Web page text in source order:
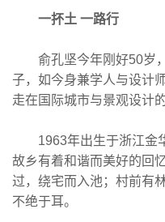
一抔土 一路行
俞孔坚今年刚好50岁，
子，如今身兼学人与设计
走在国际城市与景观设计的
1963年出生于浙江金华
故乡有着和谐而美好的回
过，绕宅而入池；村前有
不绝于耳。